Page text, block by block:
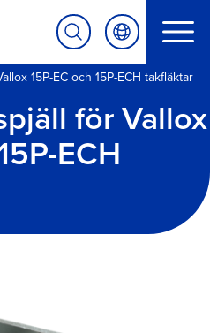
15P-EC och 15P-ECH takfläktar
för Vallox
ECH